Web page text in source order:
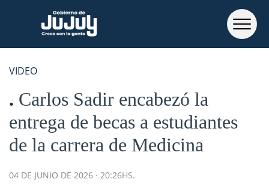
VIDEO
Carlos Sadir encabezó la
entrega de becas a estudiantes
de la carrera de Medicina
04 DE JUNIO DE 2026 · 20:26HS.